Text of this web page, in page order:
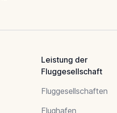
Leistung der
Fluggesellschaft
Fluggesellschaften
Flughafen